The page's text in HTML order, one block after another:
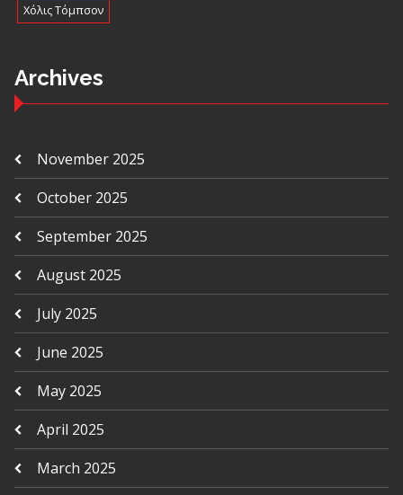
Χόλις Τόμπσον
Archives
November 2025
October 2025
September 2025
August 2025
July 2025
June 2025
May 2025
April 2025
March 2025